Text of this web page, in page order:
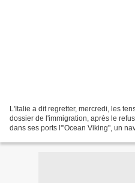
L'Italie a dit regretter, mercredi, les
dossier de l'immigration, après le
dans ses ports l'"Ocean Viking", un